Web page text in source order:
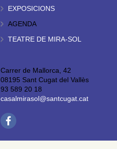
EXPOSICIONS
AGENDA
TEATRE DE MIRA-SOL
Carrer de Mallorca, 42
08195 Sant Cugat del Vallès
93 589 20 18
casalmirasol@santcugat.cat